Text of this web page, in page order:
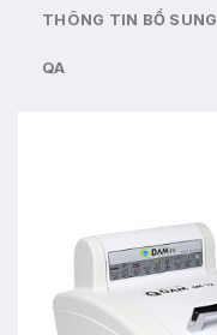
THÔNG TIN BỔ SUNG
QA